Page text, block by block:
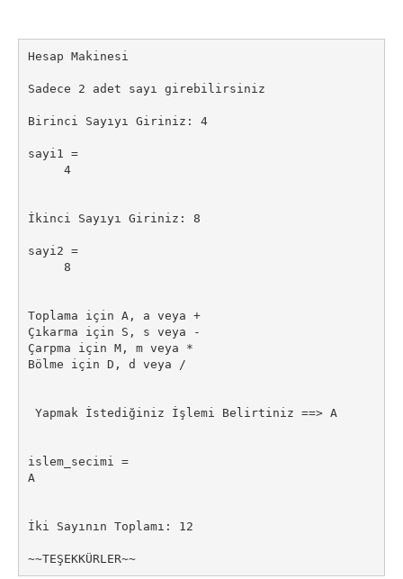
Hesap Makinesi
Sadece 2 adet sayı girebilirsiniz
Birinci Sayıyı Giriniz: 4
sayi1 =
4
İkinci Sayıyı Giriniz: 8
sayi2 =
8
Toplama için A, a veya +
Çıkarma için S, s veya -
Çarpma için M, m veya *
Bölme için D, d veya /
Yapmak İstediğiniz İşlemi Belirtiniz ==> A
islem_secimi =
A
İki Sayının Toplamı: 12
~~TEŞEKKÜRLER~~